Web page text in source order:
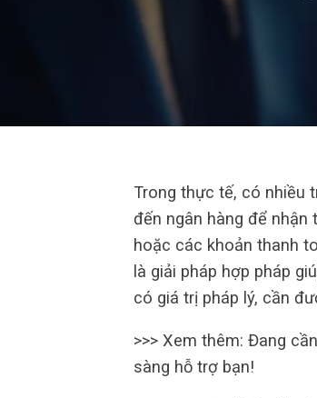
Trong thực tế, có nhiều
đến ngân hàng để
hoặc các khoản thanh
là giải pháp hợp pháp
có giá trị pháp lý, cần
>>> Xem thêm: Đang
sàng hỗ trợ bạn!